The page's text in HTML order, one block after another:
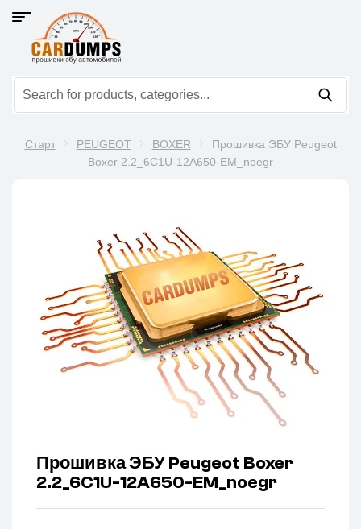
Старт PEUGEOT BOXER
Прошивка ЭБУ Peugeot
Boxer 2.2_6C1U-12A650-EM_noegr
Прошивка ЭБУ Peugeot Boxer
2.2_6C1U-12A650-EM_noegr